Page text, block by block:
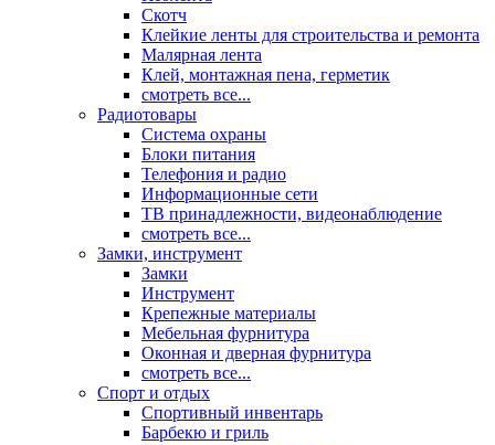
Скотч
Клейкие ленты для строительства и ремонта
Малярная лента
Клей, монтажная пена, герметик
смотреть все...
Радиотовары
Система охраны
Блоки питания
Телефония и радио
Информационные сети
ТВ принадлежности, видеонаблюдение
смотреть все...
Замки, инструмент
Замки
Инструмент
Крепежные материалы
Мебельная фурнитура
Оконная и дверная фурнитура
смотреть все...
Спорт и отдых
Спортивный инвентарь
Барбекю и гриль